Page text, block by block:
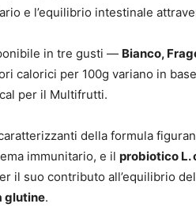
e l’equilibrio intestinale
in tre gusti — Bianco,
calorici per 100g variano in
per il Multifrutti.
della formula
immunitario, e il probiotico L.
il suo contributo all’equilibrio
glutine.